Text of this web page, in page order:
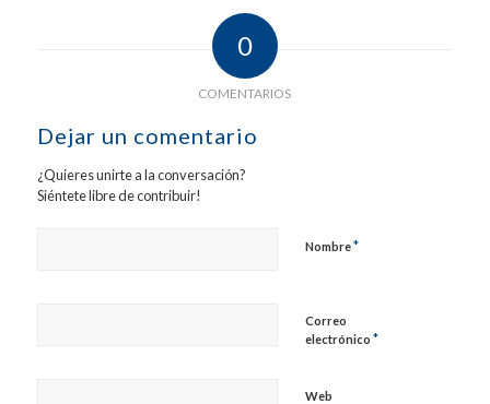
0
COMENTARIOS
Dejar un comentario
¿Quieres unirte a la conversación?
Siéntete libre de contribuir!
Nombre*
Correo
electrónico *
Web